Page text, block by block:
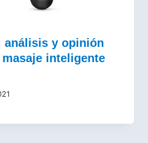
análisis y opinión
inteligente